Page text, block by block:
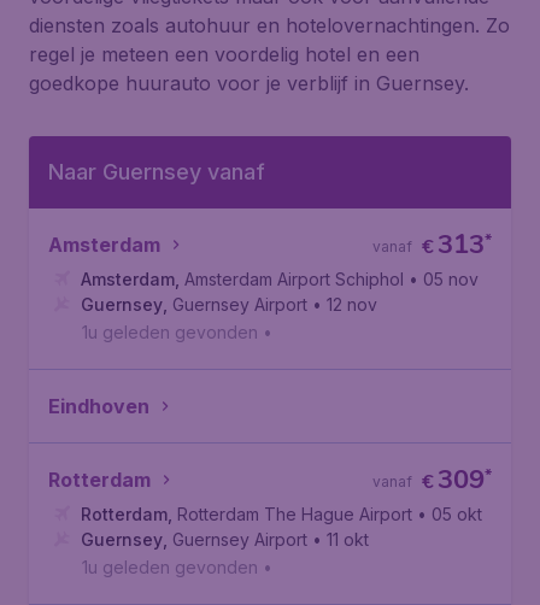
diensten zoals autohuur en hotelovernachtingen. Zo
regel je meteen een voordelig hotel en een
goedkope huurauto voor je verblijf in Guernsey.
Naar Guernsey vanaf
Amsterdam €313*
vanaf
Amsterdam Amsterdam Airport Schiphol • 05 nov
Guernsey Guernsey Airport • 12 nov
1u geleden gevonden •
Eindhoven
Rotterdam €309*
vanaf
Rotterdam Rotterdam The Hague Airport • 05 okt
Guernsey Guernsey Airport • 11 okt
1u geleden gevonden •